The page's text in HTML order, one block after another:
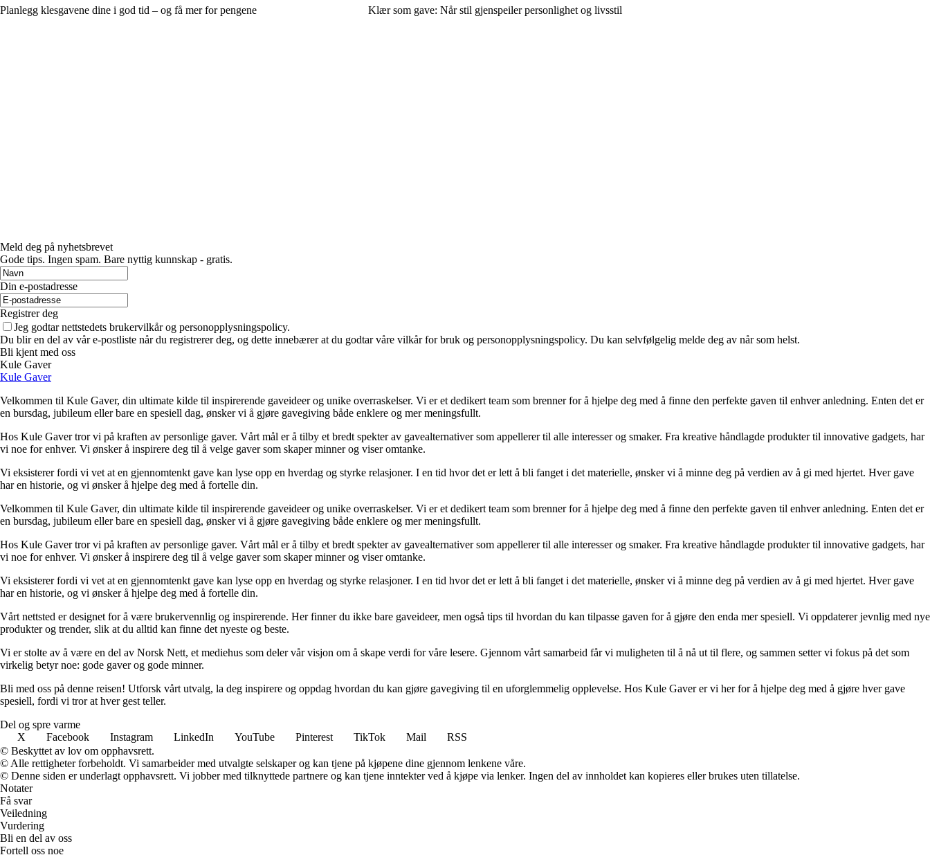
Planlegg klesgavene dine i god tid – og få mer for pengene Klær som gave: Når stil gjenspeiler personlighet og livsstil
Meld deg på nyhetsbrevet
Gode ​​tips. Ingen spam. Bare nyttig kunnskap - gratis.
Din e-postadresse
Registrer deg
Jeg godtar nettstedets brukervilkår og personopplysningspolicy.
Du blir en del av vår e-postliste når du registrerer deg, og dette innebærer at du godtar våre vilkår for bruk og personopplysningspolicy. Du kan selvfølgelig melde deg av når som helst.
Bli kjent med oss
Kule Gaver
Kule Gaver
Velkommen til Kule Gaver, din ultimate kilde til inspirerende gaveideer og unike overraskelser. Vi er et dedikert team som brenner for å hjelpe deg med å finne den perfekte gaven til enhver anledning. Enten det er
en bursdag, jubileum eller bare en spesiell dag, ønsker vi å gjøre gavegiving både enklere og mer meningsfullt.
Hos Kule Gaver tror vi på kraften av personlige gaver. Vårt mål er å tilby et bredt spekter av gavealternativer som appellerer til alle interesser og smaker. Fra kreative håndlagde produkter til innovative gadgets, har
vi noe for enhver. Vi ønsker å inspirere deg til å velge gaver som skaper minner og viser omtanke.
Vi eksisterer fordi vi vet at en gjennomtenkt gave kan lyse opp en hverdag og styrke relasjoner. I en tid hvor det er lett å bli fanget i det materielle, ønsker vi å minne deg på verdien av å gi med hjertet. Hver gave
har en historie, og vi ønsker å hjelpe deg med å fortelle din.
Velkommen til Kule Gaver, din ultimate kilde til inspirerende gaveideer og unike overraskelser. Vi er et dedikert team som brenner for å hjelpe deg med å finne den perfekte gaven til enhver anledning. Enten det er
en bursdag, jubileum eller bare en spesiell dag, ønsker vi å gjøre gavegiving både enklere og mer meningsfullt.
Hos Kule Gaver tror vi på kraften av personlige gaver. Vårt mål er å tilby et bredt spekter av gavealternativer som appellerer til alle interesser og smaker. Fra kreative håndlagde produkter til innovative gadgets, har
vi noe for enhver. Vi ønsker å inspirere deg til å velge gaver som skaper minner og viser omtanke.
Vi eksisterer fordi vi vet at en gjennomtenkt gave kan lyse opp en hverdag og styrke relasjoner. I en tid hvor det er lett å bli fanget i det materielle, ønsker vi å minne deg på verdien av å gi med hjertet. Hver gave
har en historie, og vi ønsker å hjelpe deg med å fortelle din.
Vårt nettsted er designet for å være brukervennlig og inspirerende. Her finner du ikke bare gaveideer, men også tips til hvordan du kan tilpasse gaven for å gjøre den enda mer spesiell. Vi oppdaterer jevnlig med nye
produkter og trender, slik at du alltid kan finne det nyeste og beste.
Vi er stolte av å være en del av Norsk Nett, et mediehus som deler vår visjon om å skape verdi for våre lesere. Gjennom vårt samarbeid får vi muligheten til å nå ut til flere, og sammen setter vi fokus på det som
virkelig betyr noe: gode gaver og gode minner.
Bli med oss på denne reisen! Utforsk vårt utvalg, la deg inspirere og oppdag hvordan du kan gjøre gavegiving til en uforglemmelig opplevelse. Hos Kule Gaver er vi her for å hjelpe deg med å gjøre hver gave
spesiell, fordi vi tror at hver gest teller.
Del og spre varme
X
Facebook Instagram LinkedIn YouTube Pinterest TikTok Mail
RSS
© Beskyttet av lov om opphavsrett.
© Alle rettigheter forbeholdt. Vi samarbeider med utvalgte selskaper og kan tjene på kjøpene dine gjennom lenkene våre.
© Denne siden er underlagt opphavsrett. Vi jobber med tilknyttede partnere og kan tjene inntekter ved å kjøpe via lenker. Ingen del av innholdet kan kopieres eller brukes uten tillatelse.
Notater
Få svar
Veiledning
Vurdering
Bli en del av oss
Fortell oss noe